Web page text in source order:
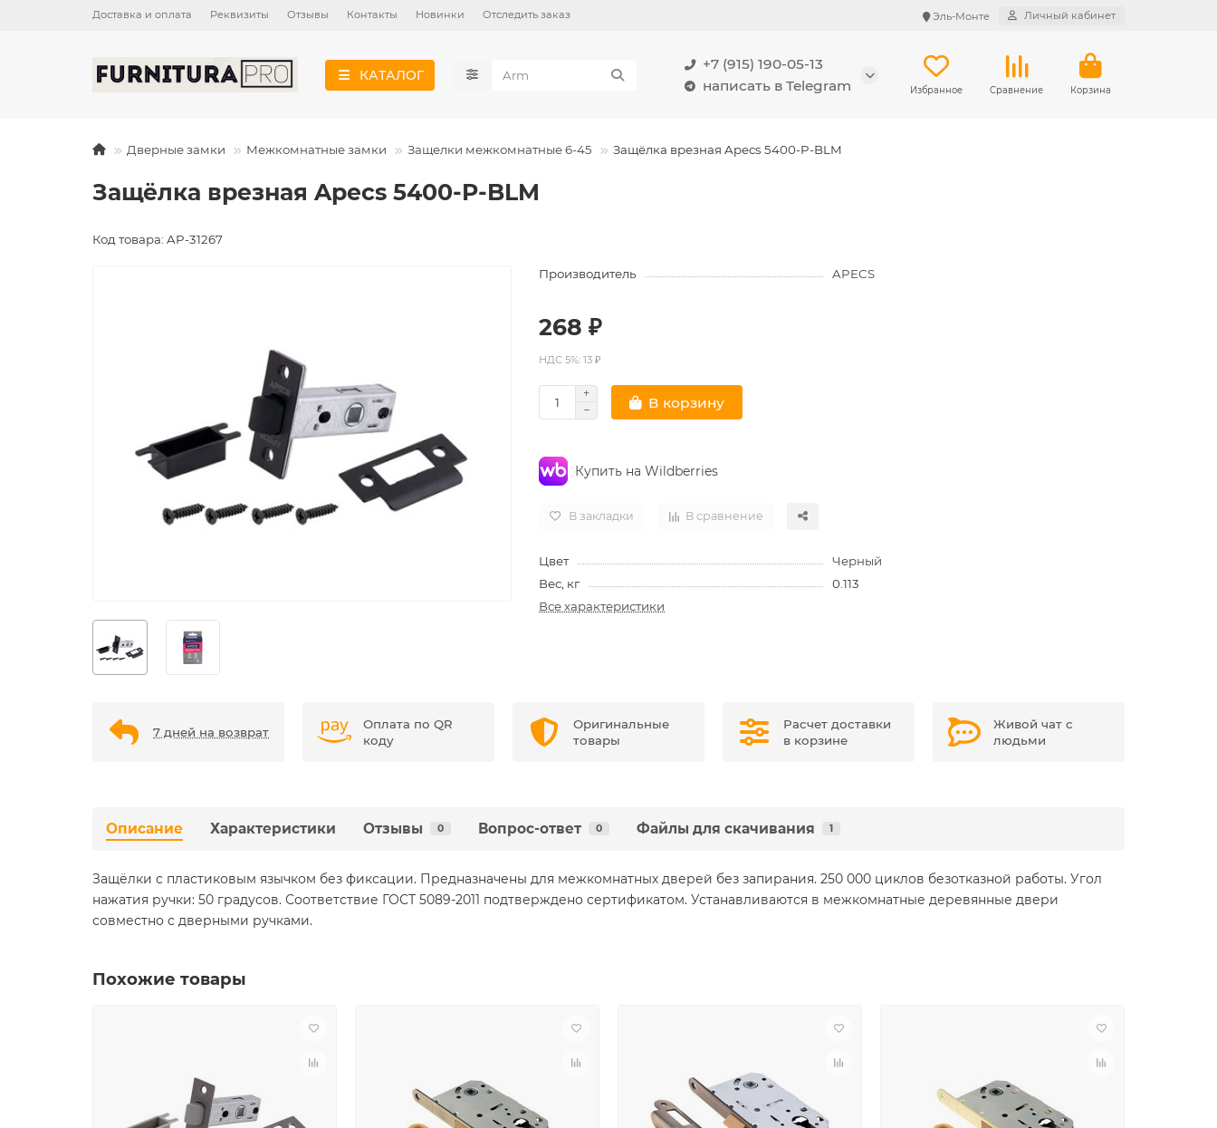
Доставка и оплата Реквизиты Отзывы Контакты Новинки Отследить заказ Эль-Монте Личный кабинет
КАТАЛОГ
+7 (915) 190-05-13
написать в Telegram
Избранное Сравнение Корзина
Дверные замки Межкомнатные замки Защелки межкомнатные 6-45 Защёлка врезная Apecs 5400-P-BLM
Защёлка врезная Apecs 5400-P-BLM
Код товара: AP-31267
Производитель APECS
268 ₽
НДС 5%: 13 ₽
В корзину
Купить на Wildberries
В закладки В сравнение
Цвет
Черный
Вес, кг
0.113
Все характеристики
7 дней на возврат
Оплата по QR
коду
Оригинальные
товары
Расчет доставки
в корзине
Живой чат с
людьми
Описание Характеристики Отзывы 0 Вопрос-ответ 0 Файлы для скачивания 1
Защёлки с пластиковым язычком без фиксации. Предназначены для межкомнатных дверей без запирания. 250 000 циклов безотказной работы. Угол
нажатия ручки: 50 градусов. Соответствие ГОСТ 5089-2011 подтверждено сертификатом. Устанавливаются в межкомнатные деревянные двери
совместно с дверными ручками.
Похожие товары